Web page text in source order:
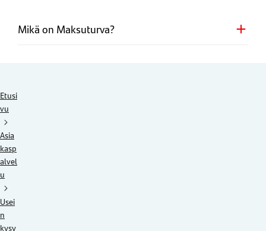
Mikä on Maksuturva?
Etusi
vu
Asia
kasp
alvel
u
Usei
n
kysy